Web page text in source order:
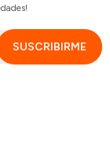
SUSCRIBIRME